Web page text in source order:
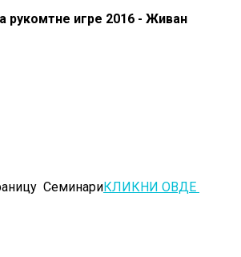
рукомтне игре 2016 - Живан
СеминариКЛИКНИ ОВДЕ